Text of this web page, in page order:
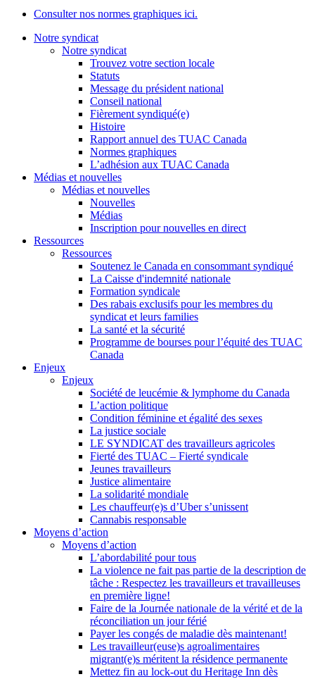
Consulter nos normes graphiques ici.
Notre syndicat
Notre syndicat
Trouvez votre section locale
Statuts
Message du président national
Conseil national
Fièrement syndiqué(e)
Histoire
Rapport annuel des TUAC Canada
Normes graphiques
L’adhésion aux TUAC Canada
Médias et nouvelles
Médias et nouvelles
Nouvelles
Médias
Inscription pour nouvelles en direct
Ressources
Ressources
Soutenez le Canada en consommant syndiqué
La Caisse d'indemnité nationale
Formation syndicale
Des rabais exclusifs pour les membres du
syndicat et leurs families
La santé et la sécurité
Programme de bourses pour l’équité des TUAC
Canada
Enjeux
Enjeux
Société de leucémie & lymphome du Canada
L’action politique
Condition féminine et égalité des sexes
La justice sociale
LE SYNDICAT des travailleurs agricoles
Fierté des TUAC – Fierté syndicale
Jeunes travailleurs
Justice alimentaire
La solidarité mondiale
Les chauffeur(e)s d’Uber s’unissent
Cannabis responsable
Moyens d’action
Moyens d’action
L’abordabilité pour tous
La violence ne fait pas partie de la description de
tâche : Respectez les travailleurs et travailleuses
en première ligne!
Faire de la Journée nationale de la vérité et de la
réconciliation un jour férié
Payer les congés de maladie dès maintenant!
Les travailleur(euse)s agroalimentaires
migrant(e)s méritent la résidence permanente
Mettez fin au lock-out du Heritage Inn dès